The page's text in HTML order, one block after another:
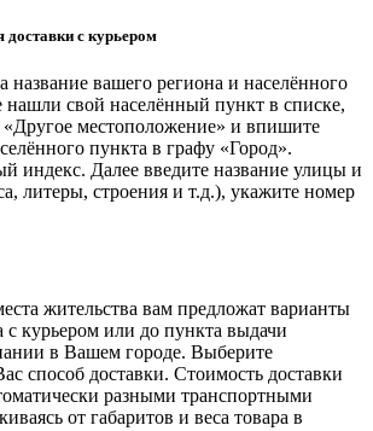
доставки с курьером
название вашего региона и населённого
свой населённый пункт в списке,
«Другое местоположение» и впишите
пункта в графу «Город».
индекс. Далее введите название улицы и
литеры, строения и т.д.), укажите номер
жительства вам предложат варианты
с курьером или до пункта выдачи
в Вашем городе. Выберите
способ доставки. Стоимость доставки
разными транспортными
от габаритов и веса товара в